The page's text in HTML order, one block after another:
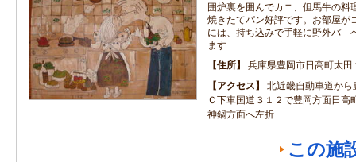
囲炉裏を囲んでカニ、但馬牛の料
焼きたてパン好評です。お部屋が
には、持ち込みで手軽に野外バ－
ます
住所
兵庫県豊岡市日高町太田
アクセス
北近畿自動車道か
Ｃ下車国道３１２で豊岡方面日高
神鍋方面へ左折
この施